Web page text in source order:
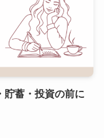
貯蓄・投資の前に